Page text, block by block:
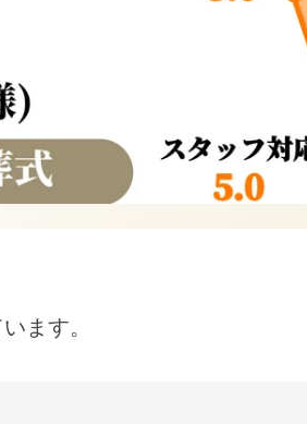
ます。